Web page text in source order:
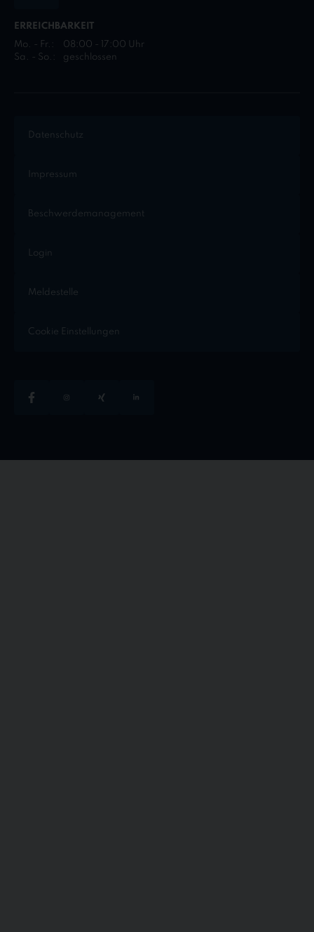
ERREICHBARKEIT
Mo. - Fr.:
08:00 - 17:00 Uhr
Sa. - So.:
geschlossen
Datenschutz
Impressum
Beschwerdemanagement
Login
Meldestelle
Cookie Einstellungen